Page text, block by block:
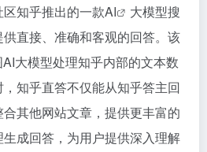
知乎推出的一款AI
大模型搜
直接、准确和客观的回答。该
大模型处理知乎内部的文本数
知乎直答不仅能从知乎答主回
其他网站文章，提供更丰富的
成回答，为用户提供深入理解